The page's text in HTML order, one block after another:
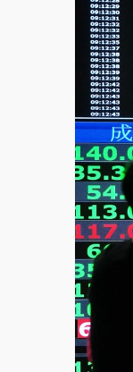
中信
故宮
台東
父親